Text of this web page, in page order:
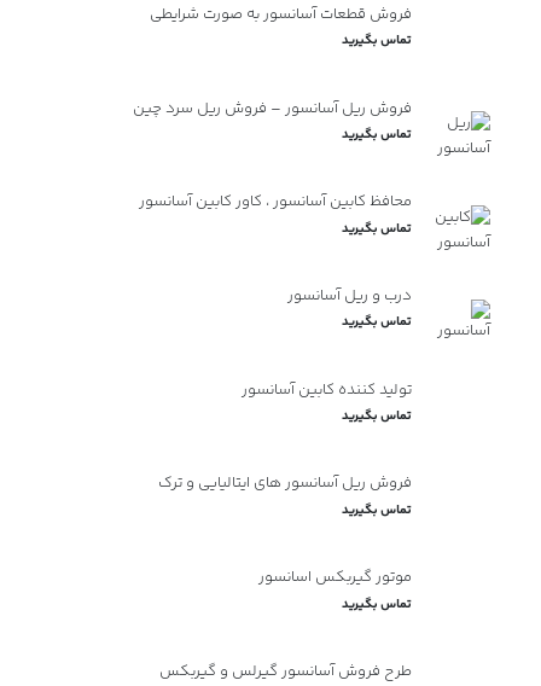
فروش قطعات آسانسور به صورت شرایطی
تماس بگیرید
فروش ریل آسانسور – فروش ریل سرد چین
تماس بگیرید
محافظ کابین آسانسور ، کاور کابین آسانسور
تماس بگیرید
درب و ریل آسانسور
تماس بگیرید
تولید کننده کابین آسانسور
تماس بگیرید
فروش ریل آسانسور های ایتالیایی و ترک
تماس بگیرید
موتور گیربکس اسانسور
تماس بگیرید
طرح فروش آسانسور گیرلس و گیربکس